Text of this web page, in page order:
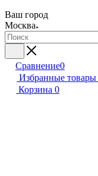
Ваш город
Москва
Сравнение0
Избранные товары
Корзина 0